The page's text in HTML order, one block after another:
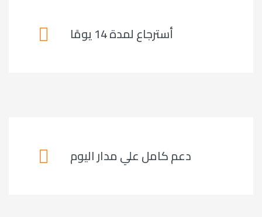
أسترجاع لمدة 14 يومًا
دعم كامل علي مدار اليوم